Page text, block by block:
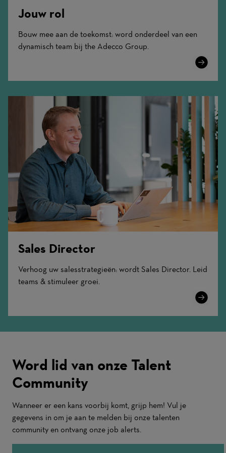
Jouw rol
Bouw mee aan de toekomst: word onderdeel van een
dynamisch team bij the Adecco Group.
Learn
Sales Director
Verhoog uw salesstrategieën: wordt Sales Director. Leid
teams & stimuleer groei.
Learn
Word lid van onze Talent
Community
Wanneer er een kans voorbij komt, grijp hem! Vul je
gegevens in om je aan te melden bij onze talenten
community en ontvang onze job alerts.